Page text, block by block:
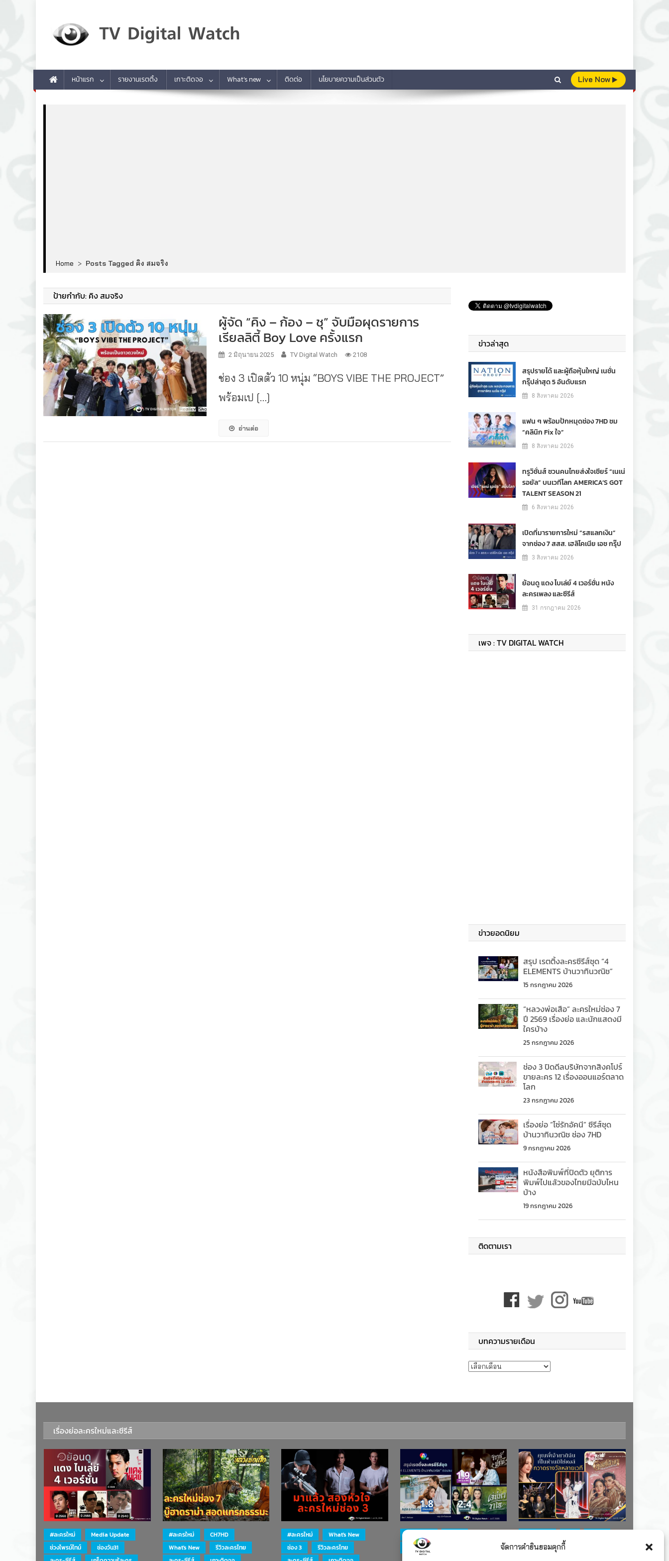
จัดการคำยินยอมคุกกี้
หน้าแรก รายงานเรตติ้ง เกาะติดจอ What’s new ติดต่อ นโยบายความเป็นส่วนตัว Live Now
Home > Posts Tagged คิง สมจริง
ป้ายกำกับ: คิง สมจริง
ผู้จัด “คิง – ก้อง – ชุ” จับมือผุดรายการ
เรียลลิตี้ Boy Love ครั้งแรก
2 มิถุนายน 2025 TV Digital Watch 2108
ช่อง 3 เปิดตัว 10 หนุ่ม “BOYS VIBE THE PROJECT”
พร้อมเป […]
อ่านต่อ
ข่าวล่าสุด
สรุปรายได้ และผู้ถือหุ้นใหญ่ เนชั่น
กรุ๊ปล่าสุด 5 อันดับแรก
8 สิงหาคม 2026
แฟน ๆ พร้อมปักหมุดช่อง 7HD ชม
“คลินิก Fix ใจ”
8 สิงหาคม 2026
ทรูวิชั่นส์ ชวนคนไทยส่งใจเชียร์ “เนเน่
รอยัล” บนเวทีโลก AMERICA’S GOT
TALENT SEASON 21
6 สิงหาคม 2026
เปิดที่มารายการใหม่ “รสแลกเงิน”
จากช่อง 7 สสส. เฮลิโคเนีย เอช กรุ๊ป
3 สิงหาคม 2026
ย้อนดู แดง ไบเล่ย์ 4 เวอร์ชั่น หนัง
ละครเพลง และซีรีส์
31 กรกฎาคม 2026
เพจ : TV DIGITAL WATCH
ข่าวยอดนิยม
สรุป เรตติ้งละครซีรีส์ชุด “4
ELEMENTS บ้านวาทินวณิช”
15 กรกฎาคม 2026
“หลวงพ่อเสือ” ละครใหม่ช่อง 7
ปี 2569 เรื่องย่อ และนักแสดงมี
ใครบ้าง
25 กรกฎาคม 2026
ช่อง 3 ปิดดีลบริษัทจากสิงคโปร์
ขายละคร 12 เรื่องออนแอร์ตลาด
โลก
23 กรกฎาคม 2026
เรื่องย่อ “โซ่รักอัคนี” ซีรีส์ชุด
บ้านวาทินวณิช ช่อง 7HD
9 กรกฎาคม 2026
หนังสือพิมพ์ที่ปิดตัว ยุติการ
พิมพ์ไปแล้วของไทยมีฉบับไหน
บ้าง
19 กรกฎาคม 2026
ติดตามเรา
บทความรายเดือน
บทความรายเดือน
เรื่องย่อละครใหม่และซีรีส์
#ละครใหม่
Media Update
ช่วงไพรม์ไทม์
ช่องวัน31
#ละครใหม่
CH7HD
What's New
รีวิวละครไทย
#ละครใหม่
What's New
ช่อง 3
รีวิวละครไทย
ละคร-ซีรีส์
รางวัล
ละคร-ซีรีส์